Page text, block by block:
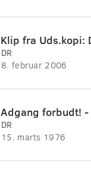
Klip fra Uds.kopi:
DR
8. februar 2006
Adgang forbudt!
DR
15. marts 1976